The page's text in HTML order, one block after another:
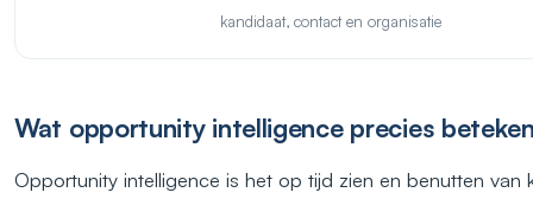
kandidaat, contact en organisatie
Wat opportunity intelligence precies
Opportunity intelligence is het op tijd zien en benutten van